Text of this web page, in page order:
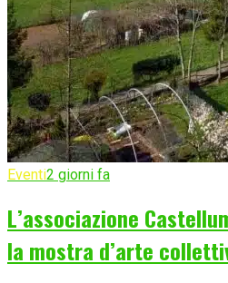
Eventi2 giorni fa
L’associazione
la mostra d’arte